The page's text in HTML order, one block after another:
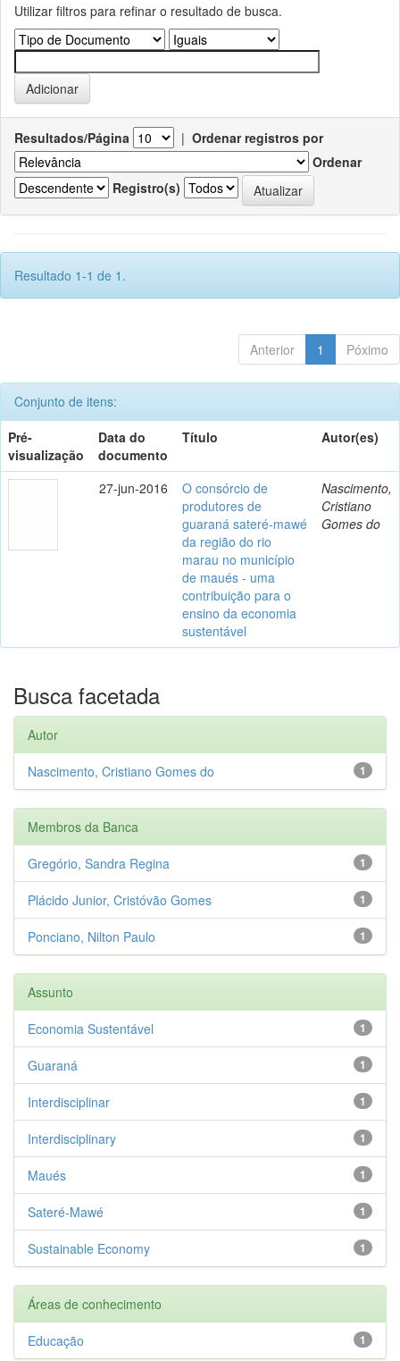
Utilizar filtros para refinar o resultado de busca.
Resultados/Página | Ordenar registros por
Ordenar
Registro(s)
Resultado 1-1 de 1.
Anterior 1 Póximo
Conjunto de itens:
Pré-
visualização
Data do
documento
Título Autor(es)
27-jun-2016
O consórcio de
produtores de
guaraná sateré-mawé
da região do rio
marau no município
de maués - uma
contribuição para o
ensino da economia
sustentável
Nascimento,
Cristiano
Gomes do
Busca facetada
Autor
1
Nascimento, Cristiano Gomes do
Membros da Banca
1
Gregório, Sandra Regina
1
Plácido Junior, Cristóvão Gomes
1
Ponciano, Nilton Paulo
Assunto
1
Economia Sustentável
1
Guaraná
1
Interdisciplinar
1
Interdisciplinary
1
Maués
1
Sateré-Mawé
1
Sustainable Economy
Áreas de conhecimento
1
Educação